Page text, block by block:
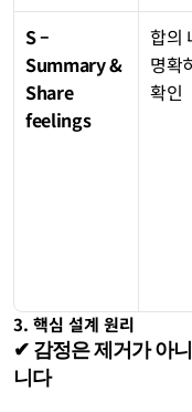
S –
Summary &
Share
feelings
합의
명확
확인
3. 핵심 설계 원리
✔︎ 감정은 제거가 아
니다